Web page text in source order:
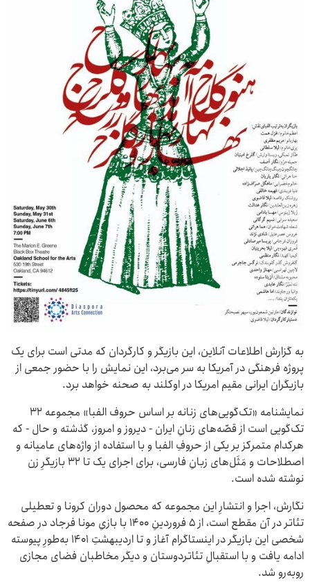
به گزارش اطلاعات آنلاین، این بازیگر و کارگردان که مدتی است برای یک
پروژه فرهنگی در آمریکا به سر می‌برد، این نمایش را با حضور جمعی از
بازیگران ایرانی مقیم امریکا در اوکلند به صحنه خواهد برد.
نمایشنامه «تک‌گویی‌های زنانه بر اساس حروف الفبا» مجموعه‌ ۳۲
تک‌گویی‌ است از قصّه‌های زنانِ ایران - دیروز و امروز، گذشته و حال - که
هرکدام متمرکز بر یکی از حروفِ الفبا و با استفاده از واژه‌های عامیانه و
اصطلاحات و مَثَل‌های زبانِ فارسی، برای اجرای یک تا ۳۲ بازیگرِ زن
نوشته شده است.
نگارش، اجرا و انتشارِ این مجموعه که محصول دوران کرونا و تعطیلی
تئاتر در آن مقطع است، از ۵ فروردینِ ۱۴۰۰ با بازیِ مونا فرجاد در صفحه
شخصی این بازیگر در اینستاگرام آغاز و تا اردیبهشتِ ۱۴۰۱ به‌طورِ پیوسته
ادامه یافت و با استقبالِ تئاتردوستان و دیگر مخاطبان فضای مجازی
روبه‌رو شد.